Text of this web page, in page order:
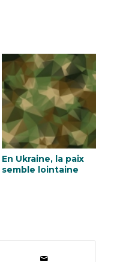
En Ukraine, la paix
semble lointaine